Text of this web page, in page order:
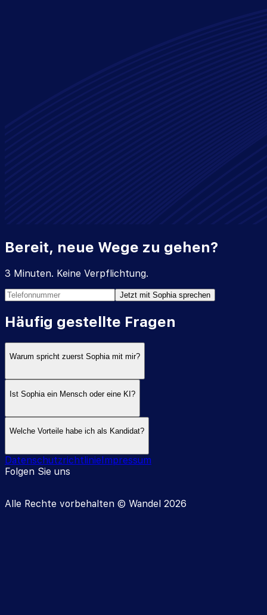
Bereit, neue Wege zu gehen?
3 Minuten. Keine Verpflichtung.
Jetzt mit Sophia sprechen
Häufig gestellte Fragen
Warum spricht zuerst Sophia mit mir?
Ist Sophia ein Mensch oder eine KI?
Welche Vorteile habe ich als Kandidat?
DatenschutzrichtlinieImpressum
Folgen Sie uns
Alle Rechte vorbehalten ©️ Wandel 2026